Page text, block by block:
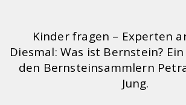
Kinder fragen – Experten
Diesmal: Was ist Bernstein?
den Bernsteinsammlern
Jung.